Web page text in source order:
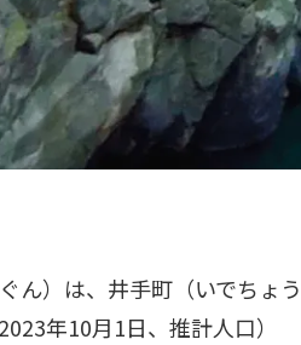
ん）は、井手町（いでちょ
年10月1日、推計人口）